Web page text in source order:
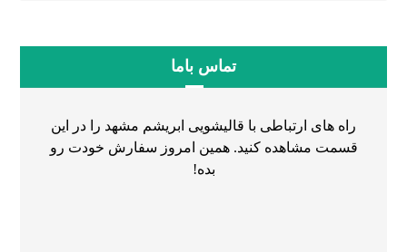
تماس باما
راه های ارتباطی با قالیشویی ابریشم مشهد را در این
قسمت مشاهده کنید. همین امروز سفارش خودت رو
بده!